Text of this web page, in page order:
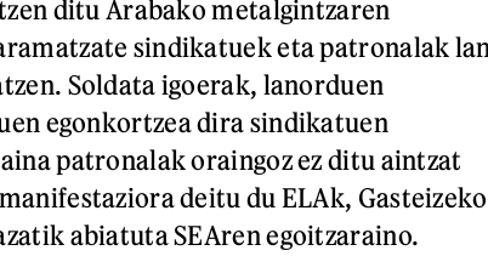
ditu Arabako metalgintzaren
sindikatuek eta patronalak
Soldata igoerak, lanorduen
egonkortzea dira sindikatuen
patronalak oraingoz ez ditu aintzat
deitu du ELAk, Gasteizeko
abiatuta SEAren egoitzaraino.